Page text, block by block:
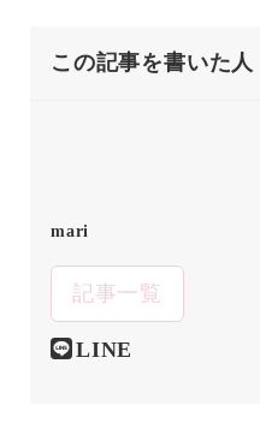
この記事を書いた人
mari
記事一覧
LINE